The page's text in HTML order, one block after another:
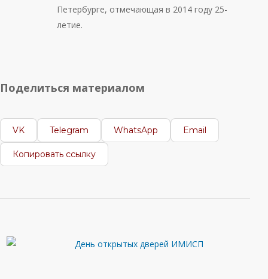
Петербурге, отмечающая в 2014 году 25-
летие.
Поделиться материалом
VK Telegram WhatsApp Email
Копировать ссылку